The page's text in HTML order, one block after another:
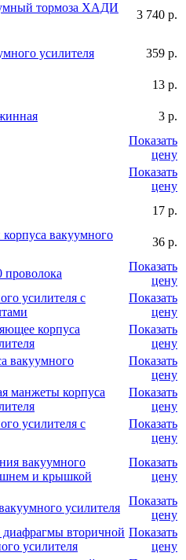
тормоза ХАДИ
3 740 р.
усилителя 359 р.
13 р.
3 р.
Показать
цену
Показать
цену
17 р.
вакуумного
36 р.
Показать
цену
усилителя с
Показать
цену
корпуса
Показать
цену
вакуумного
Показать
цену
манжеты корпуса
Показать
цену
усилителя с
Показать
цену
вакуумного
и крышкой
Показать
цену
усилителя
Показать
цену
вторичной
усилителя
Показать
цену